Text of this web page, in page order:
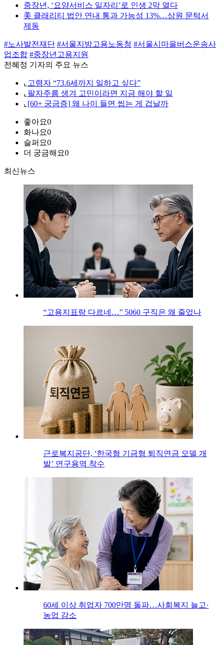
중장년, ‘요양서비스 일자리’로 인생 2막 열다
美 클래리티 법안 연내 통과 가능성 13%…상원 문턱서
제동
#노사발전재단 #서울지방고용노동청 #서울시마을버스운송사
업조합 #중장년고용지원
전혜정 기자의 주요 뉴스
⌞ 고령자 “73.6세까지 일하고 싶다”
⌞ 팔자주름 생겨 고민이라면 지금 해야 할 일
⌞ [60+ 궁금증] 왜 나이 들면 씹는 게 겁날까
좋아요0
화나요0
슬퍼요0
더 궁금해요0
최신뉴스
“고용지표랑 다르네…” 5060 구직은 왜 줄었나
근로복지공단, ‘한국형 기금형 퇴직연금 모델 개
발’ 연구용역 착수
60세 이상 취업자 700만명 돌파…사회복지 늘고·
농업 감소